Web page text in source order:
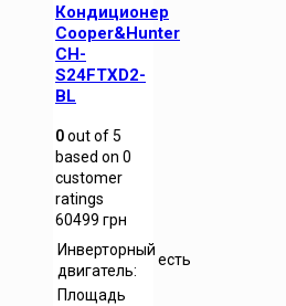
Кондиционер
Cooper&Hunter
CH-
S24FTXD2-
BL
0out of5
based on 0
customer
ratings
60499 грн
Инверторный
двигатель:
есть
Площадь